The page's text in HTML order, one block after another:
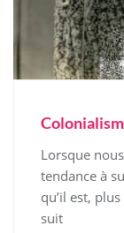
Lorsque
tendance à
qu’il est,
suit